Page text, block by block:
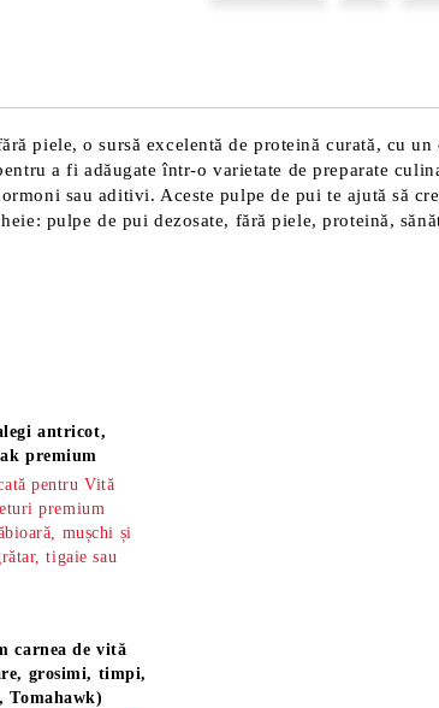
piele, o sursă excelentă de proteină curată, cu
a fi adăugate într-o varietate de preparate
sau aditivi. Aceste pulpe de pui te ajută să
pulpe de pui dezosate, fără piele, proteină,
antricot,
premium
pentru Vită
premium
mușchi și
tigaie sau
carnea de vită
grosimi, timpi,
Tomahawk)